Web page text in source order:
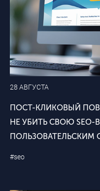
28 АВГУСТА
ПОСТ-КЛИКОВЫЙ
НЕ УБИТЬ СВОЮ
ПОЛЬЗОВАТЕЛЬСКИМ
#seo